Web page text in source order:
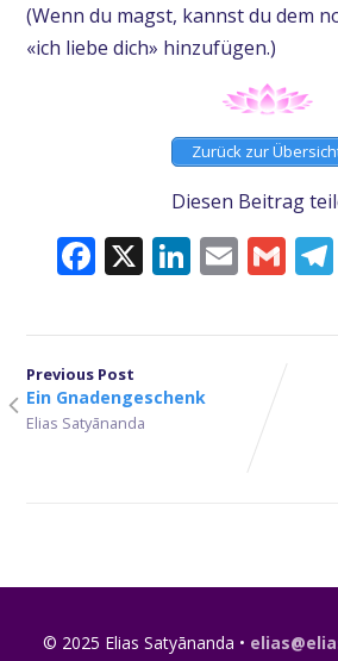
(Wenn du magst, kannst du dem
«ich liebe dich» hinzufügen.)
Zurück zur
Diesen Beitrag
Facebook
X Email
Previous Post
Ein Gnadengeschenk
Elias Satyānanda
© 2025 Elias Satyānanda •